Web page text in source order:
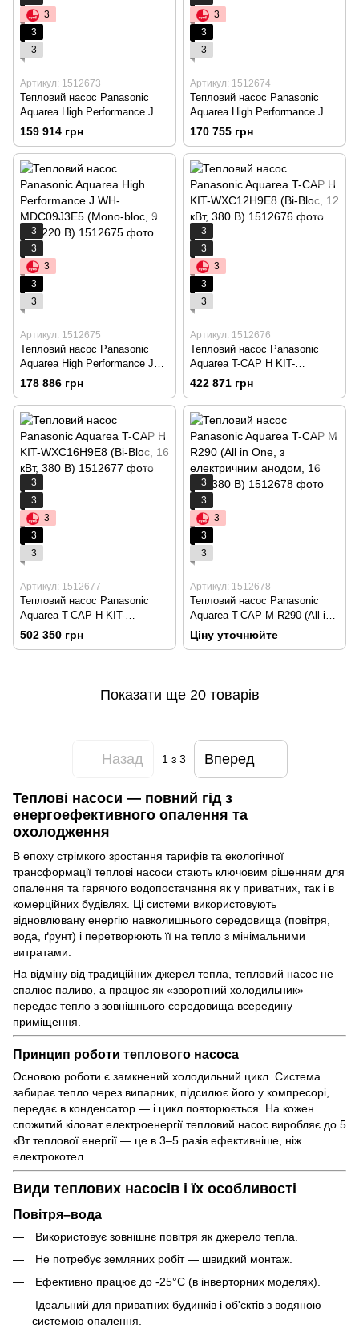
3
3
3
Артикул: 1512673
Тепловий насос Panasonic
Aquarea High Performance J
WH-MDC05J3E5 (Mono-bloc, 5
кВт, 220 В)
159 914 грн
3
3
3
Артикул: 1512674
Тепловий насос Panasonic
Aquarea High Performance J
WH MDC07J3E5 (Mono-bloc, 7
кВт, 220 В)
170 755 грн
3
3
3
3
3
Артикул: 1512675
Тепловий насос Panasonic
Aquarea High Performance J
WH-MDC09J3E5 (Mono-bloc, 9
кВт, 220 В)
178 886 грн
3
3
3
3
3
Артикул: 1512676
Тепловий насос Panasonic
Aquarea T-CAP H KIT-
WXC12H9E8 (Bi-Bloc, 12 кВт,
422 871 грн
3
3
3
3
3
Артикул: 1512677
Тепловий насос Panasonic
Aquarea T-CAP H KIT-
WXC16H9E8 (Bi-Bloc, 16 кВт,
502 350 грн
3
3
3
3
3
Артикул: 1512678
Тепловий насос Panasonic
Aquarea T-CAP M R290 (All in
One, з електричним анодом,
16 кВт, 380 В)
Ціну уточнюйте
Показати ще 20 товарів
Назад 1з 3 Вперед
Теплові насоси — повний гід з
енергоефективного опалення та
охолодження
В епоху стрімкого зростання тарифів та екологічної
трансформації теплові насоси стають ключовим рішенням для
опалення та гарячого водопостачання як у приватних, так і в
комерційних будівлях. Ці системи використовують
відновлювану енергію навколишнього середовища (повітря,
вода, ґрунт) і перетворюють її на тепло з мінімальними
витратами.
На відміну від традиційних джерел тепла, тепловий насос не
спалює паливо, а працює як «зворотний холодильник» —
передає тепло з зовнішнього середовища всередину
приміщення.
Принцип роботи теплового насоса
Основою роботи є замкнений холодильний цикл. Система
забирає тепло через випарник, підсилює його у компресорі,
передає в конденсатор — і цикл повторюється. На кожен
спожитий кіловат електроенергії тепловий насос виробляє до 5
кВт теплової енергії — це в 3–5 разів ефективніше, ніж
електрокотел.
Види теплових насосів і їх особливості
Повітря–вода
Використовує зовнішнє повітря як джерело тепла.
Не потребує земляних робіт — швидкий монтаж.
Ефективно працює до -25°C (в інверторних моделях).
Ідеальний для приватних будинків і об'єктів з водяною
системою опалення.